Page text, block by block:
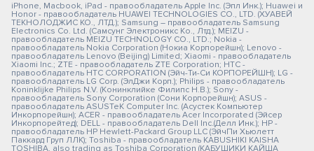
iPhone, Macbook, iPad - правообладатель Apple Inc. (Эпл Инк.); Huawei и
Honor - правообладатель HUAWEI TECHNOLOGIES CO., LTD. (ХУАВЕЙ
ТЕКНОЛОДЖИС КО., ЛТД.); Samsung – правообладатель Samsung
Electronics Co. Ltd. (Самсунг Электроникс Ко., Лтд.); MEIZU -
правообладатель MEIZU TECHNOLOGY CO., LTD.; Nokia -
правообладатель Nokia Corporation (Нокиа Корпорейшн); Lenovo -
правообладатель Lenovo (Beijing) Limited; Xiaomi - правообладатель
Xiaomi Inc.; ZTE - правообладатель ZTE Corporation; HTC -
правообладатель HTC CORPORATION (Эйч-Ти-Си КОРПОРЕЙШН); LG -
правообладатель LG Corp. (ЭлДжи Корп.); Philips - правообладатель
Koninklijke Philips N.V. (Конинклийке Филипс Н.В.); Sony -
правообладатель Sony Corporation (Сони Корпорейшн); ASUS -
правообладатель ASUSTeK Computer Inc. (Асустек Компьютер
Инкорпорейшн); ACER - правообладатель Acer Incorporated (Эйсер
Инкорпорейтед); DELL - правообладатель Dell Inc.(Делл Инк.); HP -
правообладатель HP Hewlett-Packard Group LLC (ЭйчПи Хьюлетт
Паккард Груп ЛЛК); Toshiba - правообладатель KABUSHIKI KAISHA
TOSHIBA, also trading as Toshiba Corporation (КАБУШИКИ КАЙША